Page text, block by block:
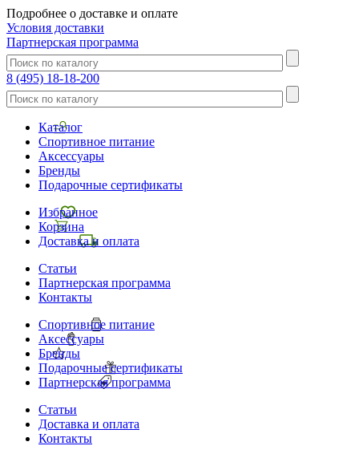
Подробнее о доставке и оплате
Условия доставки
Партнерская программа
8 (495) 18-18-200
Каталог
Спортивное питание
Аксессуары
Бренды
Подарочные сертификаты
Избранное
Корзина
Доставка и оплата
Статьи
Партнерская программа
Контакты
Спортивное питание
Аксессуары
Бренды
Подарочные сертификаты
Партнерская программа
Статьи
Доставка и оплата
Контакты